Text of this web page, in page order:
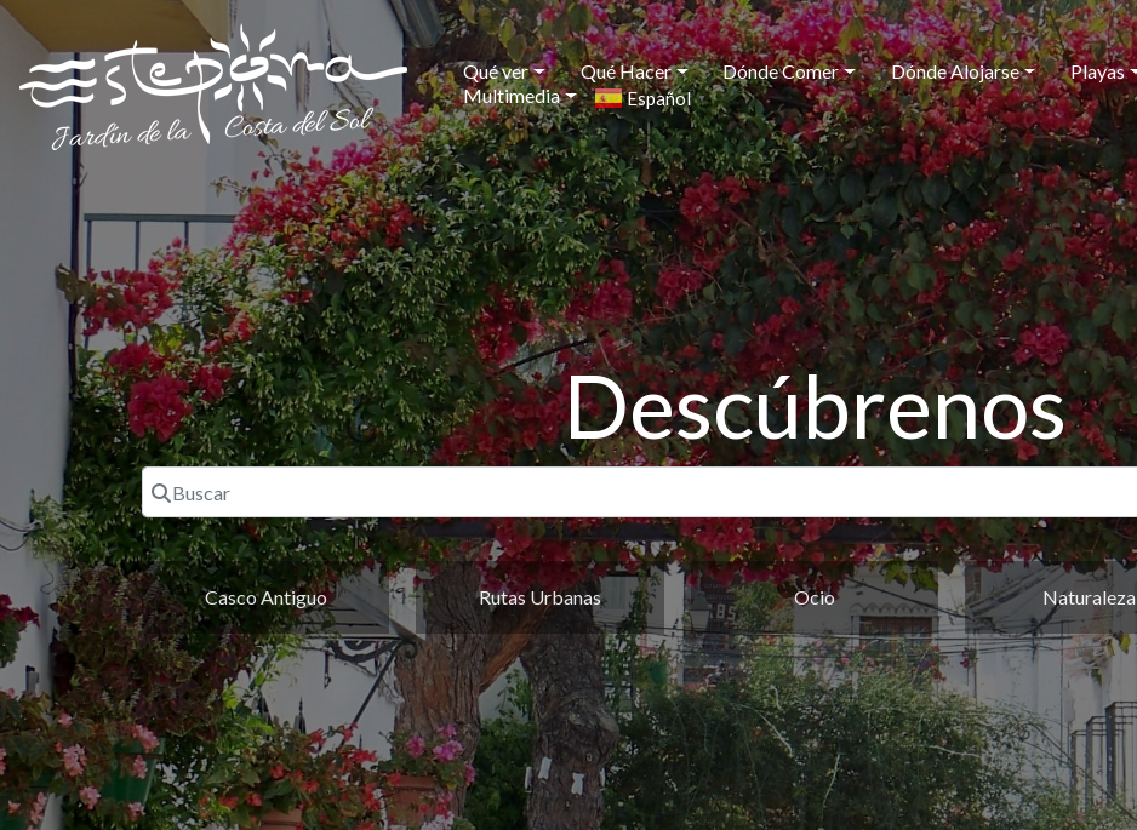
Qué ver Qué Hacer Dónde Comer Dónde Alojarse Playas
Multimedia
Español ▼
Descúbrenos
Casco Antiguo Rutas Urbanas Ocio Naturaleza